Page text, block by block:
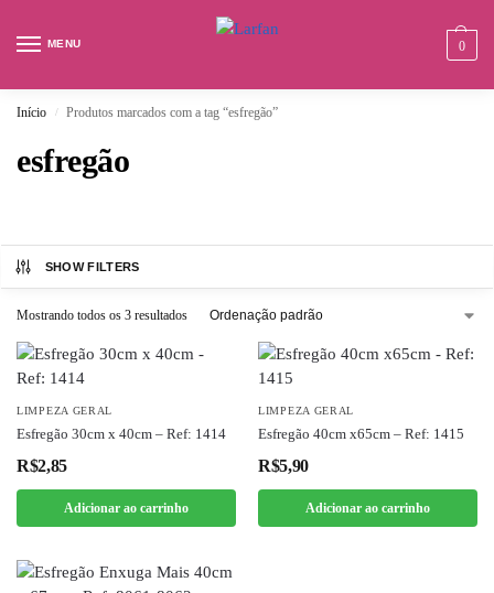
MENU 0
Início / Produtos marcados com a tag “esfregão”
esfregão
SHOW FILTERS
Mostrando todos os 3 resultados
LIMPEZA GERAL
Esfregão 30cm x 40cm – Ref: 1414
R$2,85
Adicionar ao carrinho
LIMPEZA GERAL
Esfregão 40cm x65cm – Ref: 1415
R$5,90
Adicionar ao carrinho